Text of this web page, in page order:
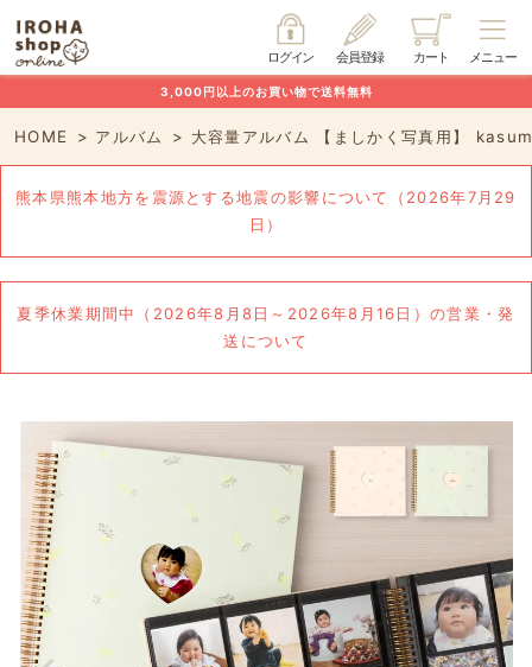
メニュー
カート
会員登録
ログイン
3,000円以上のお買い物で送料無料
HOME アルバム 大容量アルバム 【ましかく写真用】
熊本県熊本地方を震源とする地震の影響について（2026年7月29
日）
夏季休業期間中（2026年8月8日～2026年8月16日）の営業・発
送について